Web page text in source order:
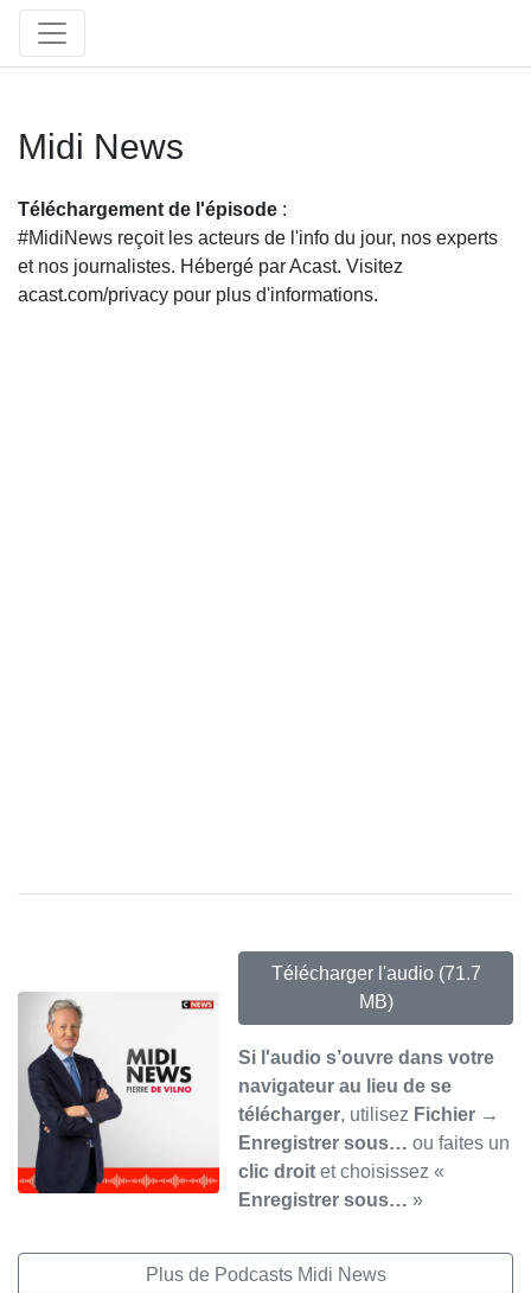
Midi News
Téléchargement de l'épisode :
#MidiNews reçoit les acteurs de l'info du jour, nos experts
et nos journalistes. Hébergé par Acast. Visitez
acast.com/privacy pour plus d'informations.
Télécharger l'audio (71.7
MB)
Si l'audio s’ouvre dans votre
navigateur au lieu de se
télécharger, utilisez Fichier →
Enregistrer sous… ou faites un
clic droit et choisissez «
Enregistrer sous… »
Plus de Podcasts Midi News